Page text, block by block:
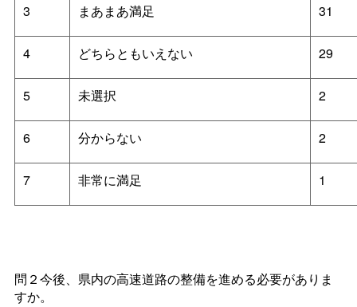
3 まあまあ満足 31
4 どちらともいえない 29
5 未選択 2
6 分からない 2
7 非常に満足 1
問２今後、県内の高速道路の整備を進める必要がありま
すか。